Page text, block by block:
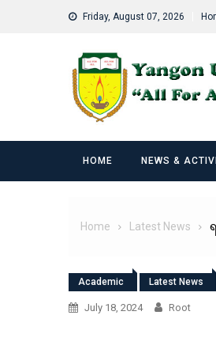
Friday, August 07, 2026
HOME NEWS &
Home Latest News
Academic Latest News
July 18, 2024 Root